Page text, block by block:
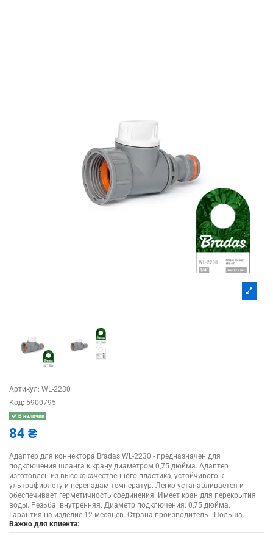
Артикул: WL-2230
Код: 5900795
В наличии
84 ₴
Адаптер для коннектора Bradas WL-2230 - предназначен для
подключения шланга к крану диаметром 0,75 дюйма. Адаптер
изготовлен из высококачественного пластика, устойчивого к
ультрафиолету и перепадам температур. Легко устанавливается и
обеспечивает герметичность соединения. Имеет кран для перекрытия
воды. Резьба: внутренняя. Диаметр подключения: 0,75 дюйма.
Гарантия на изделие 12 месяцев. Страна производитель - Польша.
Важно для клиента: